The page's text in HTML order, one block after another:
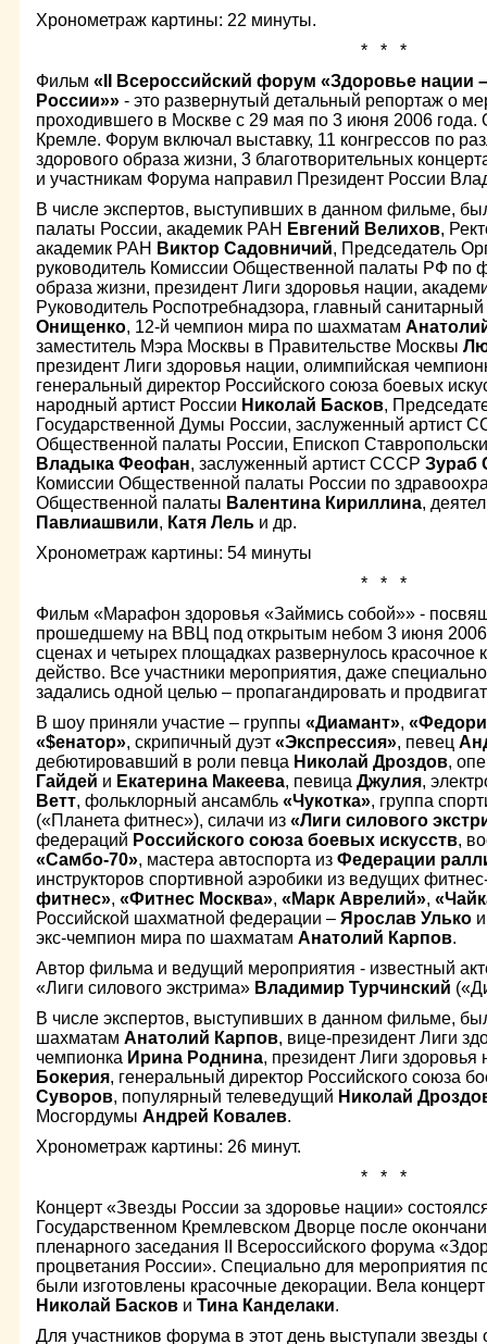
Хронометраж картины: 22 минуты.
* * *
Фильм « II Всероссийский форум «Здоровье нации
России»» - это развернутый детальный репортаж о
проходившего в Москве с 29 мая по 3 июня 2006
Кремле. Форум включал выставку, 11 конгрессов по
здорового образа жизни, 3 благотворительных
и участникам Форума направил Президент России
В числе экспертов, выступивших в данном фильме,
палаты России, академик РАН Евгений Велихов,
академик РАН Виктор Садовничий, Председатель
руководитель Комиссии Общественной палаты РФ по
образа жизни, президент Лиги здоровья нации,
Руководитель Роспотребнадзора, главный
Онищенко, 12-й чемпион мира по шахматам
заместитель Мэра Москвы в Правительстве Москвы
президент Лиги здоровья нации, олимпийская
генеральный директор Российского союза боевых
народный артист России Николай Басков,
Государственной Думы России, заслуженный артист
Общественной палаты России, Епископ
Владыка Феофан, заслуженный артист СССР Зураб
Комиссии Общественной палаты России по
Общественной палаты Валентина Кириллина,
Павлиашвили, Катя Лель и др.
Хронометраж картины: 54 минуты
* * *
Фильм «Марафон здоровья «Займись собой»» -
прошедшему на ВВЦ под открытым небом 3 июня 2006
сценах и четырех площадках развернулось красочное
действо. Все участники мероприятия, даже
задались одной целью – пропагандировать и
В шоу приняли участие – группы «Диамант»,
«$енатор», скрипичный дуэт «Экспрессия», певец
дебютировавший в роли певца Николай Дроздов,
Гайдей и Екатерина Макеева, певица Джулия,
Ветт, фольклорный ансамбль «Чукотка», группа
(«Планета фитнес»), силачи из «Лиги силового
федераций Российского союза боевых искусств,
«Самбо-70», мастера автоспорта из Федерации
инструкторов спортивной аэробики из ведущих
фитнес», «Фитнес Москва», «Марк Аврелий»,
Российской шахматной федерации – Ярослав Улько
экс-чемпион мира по шахматам Анатолий Карпов.
Автор фильма и ведущий мероприятия - известный
«Лиги силового экстрима» Владимир Турчинский
В числе экспертов, выступивших в данном фильме,
шахматам Анатолий Карпов, вице-президент Лиги
чемпионка Ирина Роднина, президент Лиги
Бокерия, генеральный директор Российского союза
Суворов, популярный телеведущий Николай
Мосгордумы Андрей Ковалев.
Хронометраж картины: 26 минут.
* * *
Концерт «Звезды России за здоровье нации»
Государственном Кремлевском Дворце после
пленарного заседания II Всероссийского форума
процветания России». Специально для мероприятия
были изготовлены красочные декорации. Вела
Николай Басков и Тина Канделаки.
Для участников форума в этот день выступали звезды